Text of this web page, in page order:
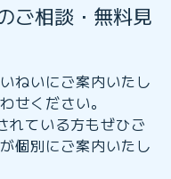
ご相談・無料見
ねいにご案内いたし
せください。
れている方もぜひご
個別にご案内いたし